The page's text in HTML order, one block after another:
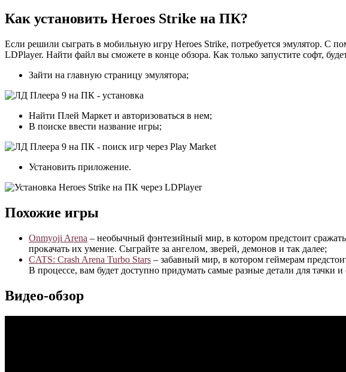
Как установить Heroes Strike на ПК?
Если решили сыграть в мобильную игру Heroes Strike, потребуется эмулятор. С
LDPlayer. Найти файл вы сможете в конце обзора. Как только запустите софт,
Зайти на главную страницу эмулятора;
Найти Плей Маркет и авторизоваться в нем;
В поиске ввести название игры;
Установить приложение.
Похожие игры
Onmyoji Arena – необычный фэнтезийный мир, в котором предстоит
прокачать их умение. Сыграйте за ангелом, зверей, демонов и так далее;
CATS: Crash Arena Turbo Stars – забавный мир, в котором геймерам
В процессе, вам будет доступно придумать самые разные детали для тачки
Видео-обзор